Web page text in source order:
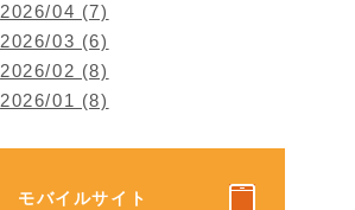
2026/04 (7)
2026/03 (6)
2026/02 (8)
2026/01 (8)
モバイルサイト